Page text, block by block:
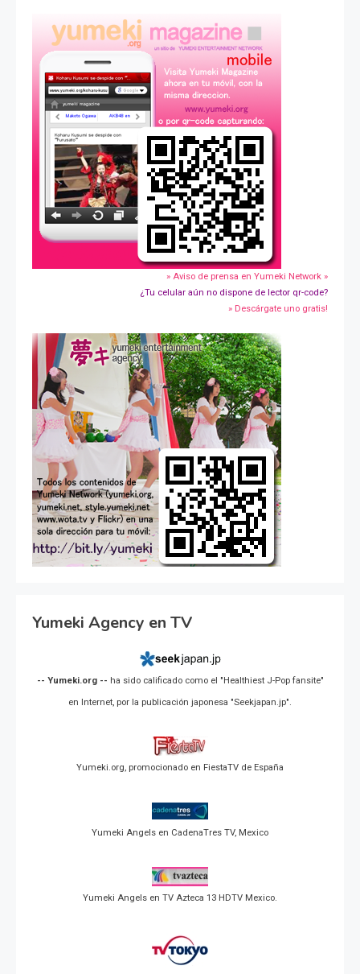
» Aviso de prensa en Yumeki Network »
¿Tu celular aún no dispone de lector qr-code?
» Descárgate uno gratis!
Yumeki Agency en TV
-- Yumeki.org -- ha sido calificado como el "Healthiest J-Pop fansite"
en Internet, por la publicación japonesa "Seekjapan.jp".
Yumeki.org, promocionado en FiestaTV de España
Yumeki Angels en CadenaTres TV, Mexico
Yumeki Angels en TV Azteca 13 HDTV Mexico.